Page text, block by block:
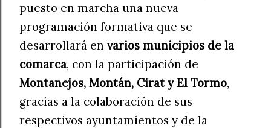
puesto en marcha una nueva
programación formativa que se
desarrollará en varios municipios de la
comarca, con la participación de
Montanejos, Montán, Cirat y El Tormo,
gracias a la colaboración de sus
respectivos ayuntamientos y de la